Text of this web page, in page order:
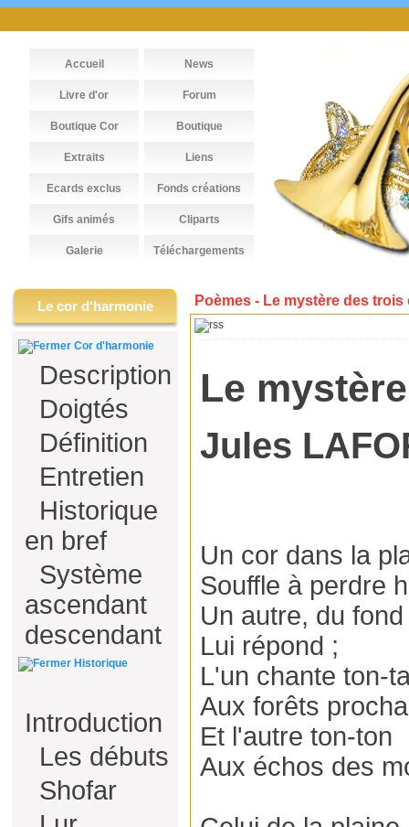
Accueil News
Livre d'or Forum
Boutique Cor Boutique
Extraits Liens
Ecards exclus Fonds créations
Gifs animés Cliparts
Galerie Téléchargements
Le cor d'harmonie
Cor d'harmonie
Description
Doigtés
Définition
Entretien
Historique
en bref
Système
ascendant
descendant
Historique
Introduction
Les débuts
Shofar
Poèmes - Le mystère des trois
Le
Jules
Un cor dans la
Souffle à perdre
Un autre, du
Lui répond ;
L'un chante ton-
Aux forêts
Et l'autre ton-ton
Aux échos des